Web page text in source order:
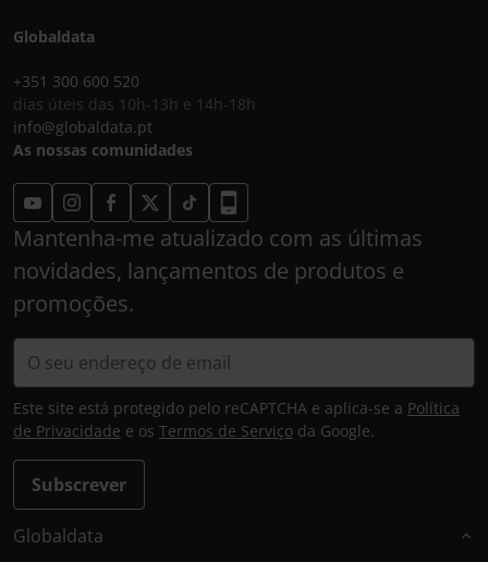
Globaldata
+351 300 600 520
dias úteis das 10h-13h e 14h-18h
info@globaldata.pt
As nossas comunidades
Mantenha-me atualizado com as últimas
novidades, lançamentos de produtos e
promoções.
Subscrever
Este site está protegido pelo reCAPTCHA e aplica-se a Política
de Privacidade e os Termos de Serviço da Google.
Globaldata